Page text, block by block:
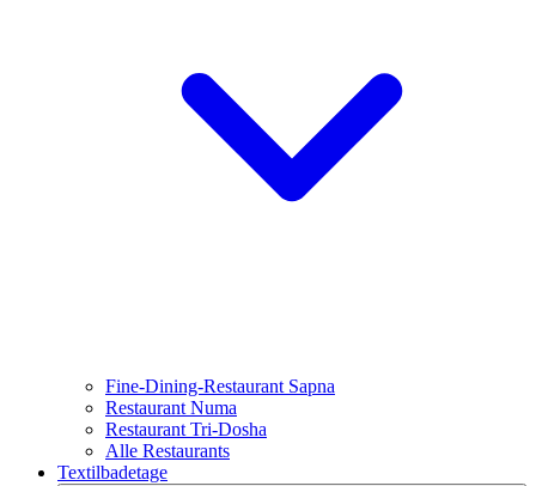
Fine-Dining-Restaurant Sapna
Restaurant Numa
Restaurant Tri-Dosha
Alle Restaurants
Textilbadetage